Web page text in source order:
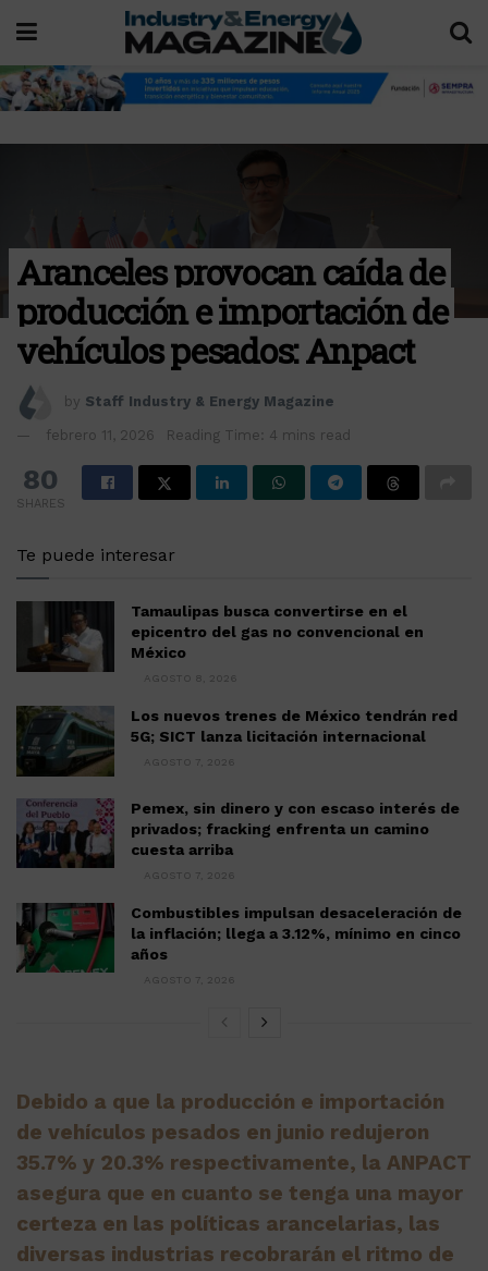
Aranceles provocan caída de
producción e importación de
vehículos pesados: Anpact
by Staff Industry & Energy Magazine
febrero 11, 2026 Reading Time: 4 mins read
80
SHARES
Te puede interesar
Tamaulipas busca convertirse en el
epicentro del gas no convencional en
México
AGOSTO 8, 2026
Los nuevos trenes de México tendrán red
5G; SICT lanza licitación internacional
AGOSTO 7, 2026
Pemex, sin dinero y con escaso interés de
privados; fracking enfrenta un camino
cuesta arriba
AGOSTO 7, 2026
Combustibles impulsan desaceleración de
la inflación; llega a 3.12%, mínimo en cinco
años
AGOSTO 7, 2026
Debido a que la producción e importación
de vehículos pesados en junio redujeron
35.7% y 20.3% respectivamente, la ANPACT
asegura que en cuanto se tenga una mayor
certeza en las políticas arancelarias, las
diversas industrias recobrarán el ritmo de